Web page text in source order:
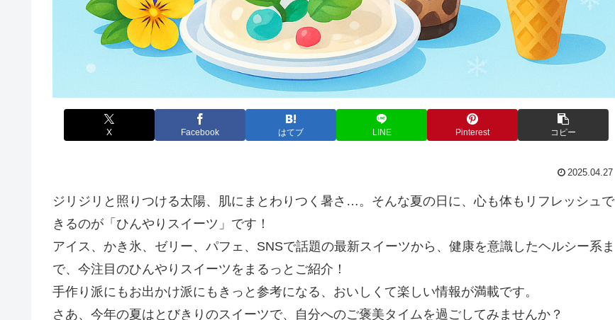
X Facebook はてブ LINE Pinterest コピー
2025.04.27
ジリジリと照りつける太陽、肌にまとわりつく暑さ…。そんな夏の日に、心も体もリフレッシュで
きるのが「ひんやりスイーツ」です！
アイス、かき氷、ゼリー、パフェ、SNSで話題の最新スイーツから、健康を意識したヘルシー系ま
で、今注目のひんやりスイーツをまるっとご紹介！
手作り派にもお出かけ派にもきっと参考になる、おいしくて楽しい情報が満載です。
さあ、今年の夏はとびきりのスイーツで、自分へのご褒美タイムを過ごしてみませんか？